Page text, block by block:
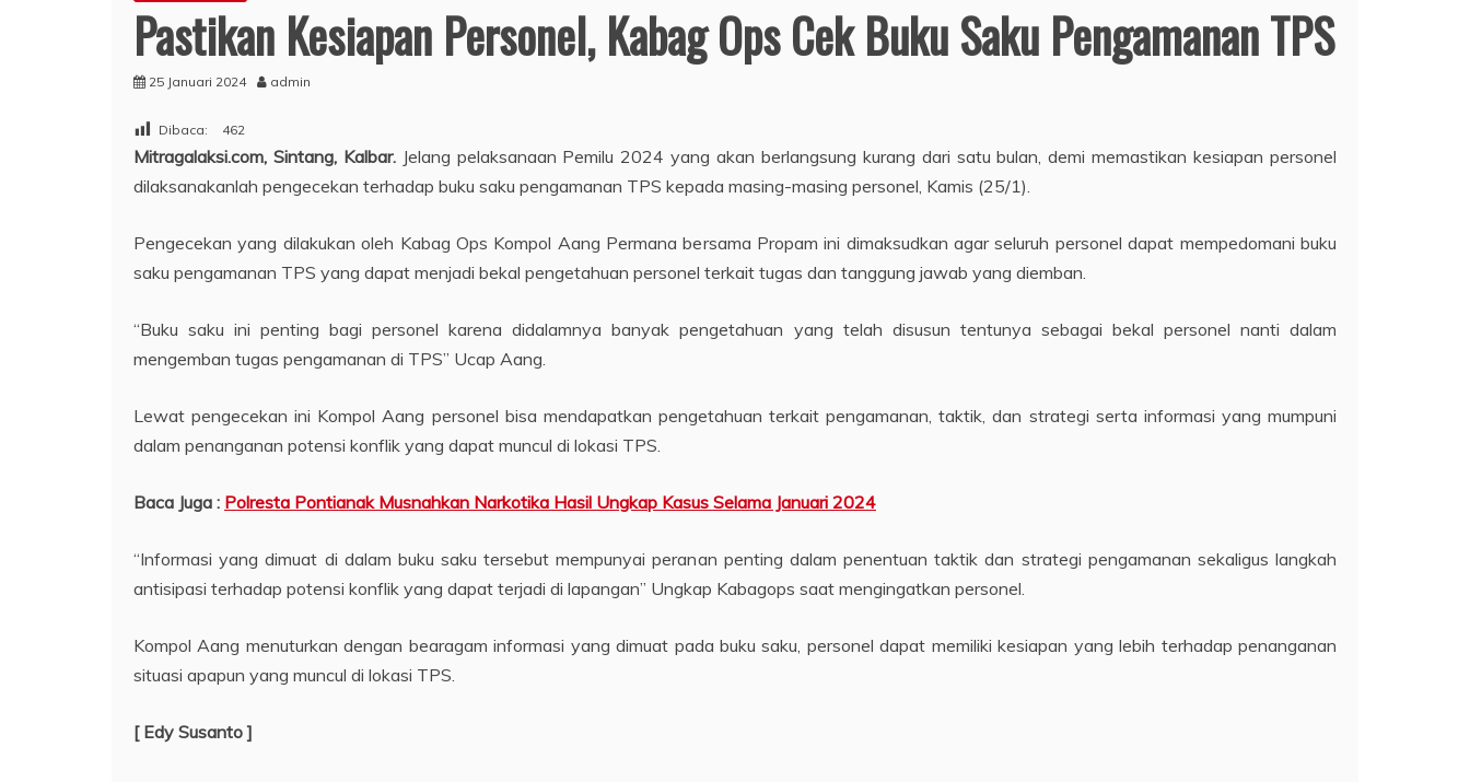
Pastikan Kesiapan Personel, Kabag Ops Cek Buku Saku Pengamanan TPS
25 Januari 2024 admin
Dibaca: 462
Mitragalaksi.com, Sintang, Kalbar. Jelang pelaksanaan Pemilu 2024 yang akan berlangsung kurang dari satu bulan, demi memastikan kesiapan personel
dilaksanakanlah pengecekan terhadap buku saku pengamanan TPS kepada masing-masing personel, Kamis (25/1).
Pengecekan yang dilakukan oleh Kabag Ops Kompol Aang Permana bersama Propam ini dimaksudkan agar seluruh personel dapat mempedomani buku
saku pengamanan TPS yang dapat menjadi bekal pengetahuan personel terkait tugas dan tanggung jawab yang diemban.
“Buku saku ini penting bagi personel karena didalamnya banyak pengetahuan yang telah disusun tentunya sebagai bekal personel nanti dalam
mengemban tugas pengamanan di TPS” Ucap Aang.
Lewat pengecekan ini Kompol Aang personel bisa mendapatkan pengetahuan terkait pengamanan, taktik, dan strategi serta informasi yang mumpuni
dalam penanganan potensi konflik yang dapat muncul di lokasi TPS.
Baca Juga : Polresta Pontianak Musnahkan Narkotika Hasil Ungkap Kasus Selama Januari 2024
“Informasi yang dimuat di dalam buku saku tersebut mempunyai peranan penting dalam penentuan taktik dan strategi pengamanan sekaligus langkah
antisipasi terhadap potensi konflik yang dapat terjadi di lapangan” Ungkap Kabagops saat mengingatkan personel.
Kompol Aang menuturkan dengan bearagam informasi yang dimuat pada buku saku, personel dapat memiliki kesiapan yang lebih terhadap penanganan
situasi apapun yang muncul di lokasi TPS.
[ Edy Susanto ]